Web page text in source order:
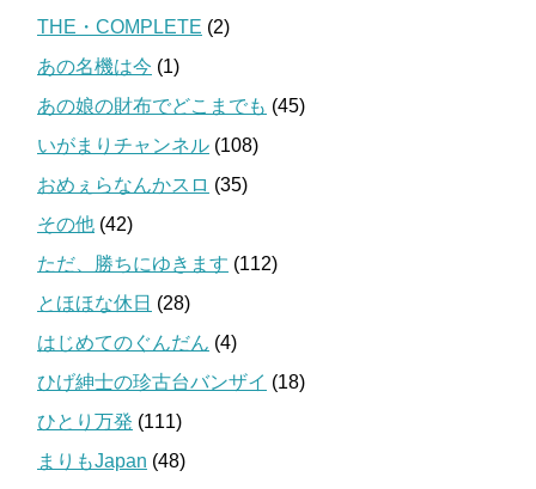
THE・COMPLETE (2)
あの名機は今 (1)
あの娘の財布でどこまでも (45)
いがまりチャンネル (108)
おめぇらなんかスロ (35)
その他 (42)
ただ、勝ちにゆきます (112)
とほほな休日 (28)
はじめてのぐんだん (4)
ひげ紳士の珍古台バンザイ (18)
ひとり万発 (111)
まりもJapan (48)